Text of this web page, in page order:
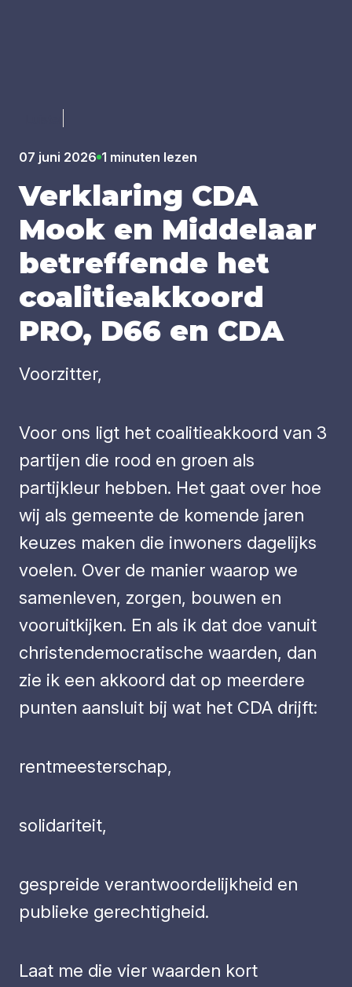
07 juni 2026 1 minuten lezen
Ver­kla­ring CDA
Mook en Mid­de­laar
betref­fen­de het
coa­li­tie­ak­koord
PRO, D66 en CDA
Voorzitter,
Voor ons ligt het coalitieakkoord van 3
partijen die rood en groen als
partijkleur hebben. Het gaat over hoe
wij als gemeente de komende jaren
keuzes maken die inwoners dagelijks
voelen. Over de manier waarop we
samenleven, zorgen, bouwen en
vooruitkijken. En als ik dat doe vanuit
christendemocratische waarden, dan
zie ik een akkoord dat op meerdere
punten aansluit bij wat het CDA drijft:
rentmeesterschap,
solidariteit,
gespreide verantwoordelijkheid en
publieke gerechtigheid.
Laat me die vier waarden kort